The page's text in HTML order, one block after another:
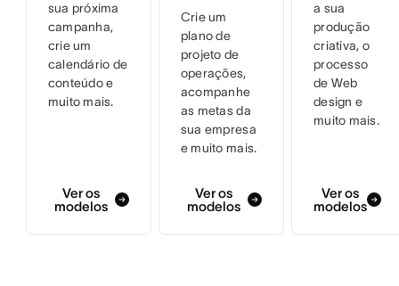
sua próxima
campanha,
crie um
calendário de
conteúdo e
muito mais.
Ver os
modelos
Crie um
plano de
projeto de
operações,
acompanhe
as metas da
sua empresa
e muito mais.
Ver os
modelos
a sua
produção
criativa, o
processo
de Web
design e
muito mais.
Ver os
modelos